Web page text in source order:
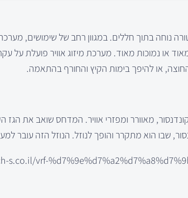
נוחה בתוך חללים. במגוון רחב של שימושים,
או נמוכות מאוד. מערכת מיזוג אוויר פועלת על
או להיפך בימות הקיץ והחורף בהתאמה.
מאוורר ומפזרי אוויר. המדחס שואב את הגז
שבו הוא מתקרר והופך לנוזל. הנוזל הזה עובר
s.co.il/vrf-